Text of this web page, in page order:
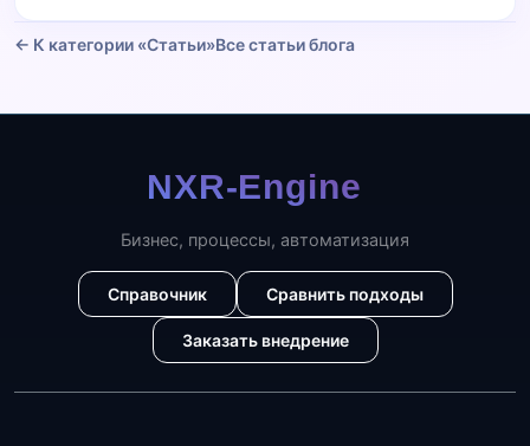
← К категории «Статьи»Все статьи блога
Бизнес, процессы, автоматизация
Справочник Сравнить подходы
Заказать внедрение